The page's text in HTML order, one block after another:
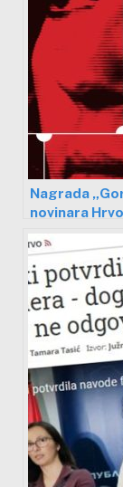
Nagrada
novinara